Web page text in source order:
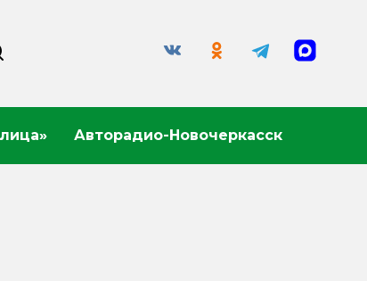
Авторадио-Новочеркасск